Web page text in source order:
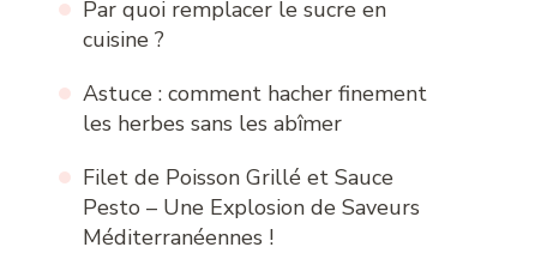
Par quoi remplacer le sucre en
cuisine ?
Astuce : comment hacher finement
les herbes sans les abîmer
Filet de Poisson Grillé et Sauce
Pesto – Une Explosion de Saveurs
Méditerranéennes !